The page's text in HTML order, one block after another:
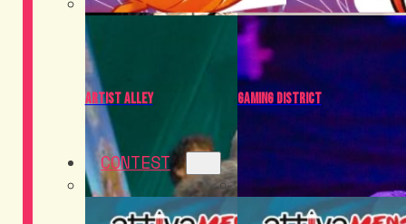
Artist Alley Gaming District
CONTEST